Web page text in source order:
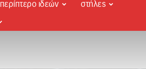
περίπτερο ιδεών στήλες